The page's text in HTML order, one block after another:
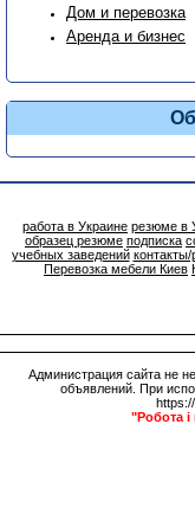
Дом и перевозка
Аренда и бизнес
работа в Украине резюме в
образец резюме подписка
учебных заведений
Перевозка мебели Киев
Администрация сайта не
объявлений. При
"Робота і